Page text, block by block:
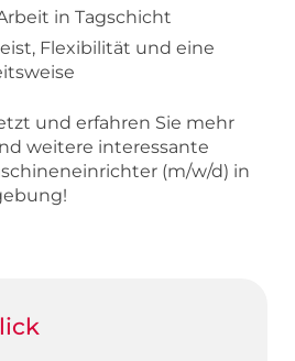
in Tagschicht
Flexibilität und eine
und erfahren Sie mehr
weitere interessante
(m/w/d) in